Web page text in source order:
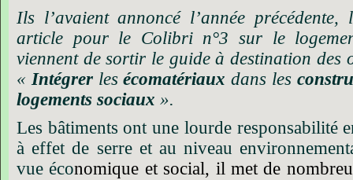
Ils l’avaient annoncé l’année
article pour le Colibri n°3 sur le
viennent de sortir le guide à destination des
«Intégrerlesécomatériauxdans les
logements sociaux ».
Les bâtiments ont une lourde responsabilité
à effet de serre et au niveau
vue économique et social, il met de